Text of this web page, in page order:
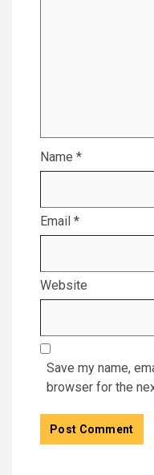
Name *
Email *
Website
Save my name,
browser for the